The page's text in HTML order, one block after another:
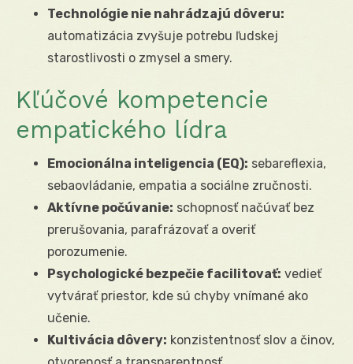
Technológie nie nahrádzajú dôveru:
automatizácia zvyšuje potrebu ľudskej
starostlivosti o zmysel a smery.
Kľúčové kompetencie
empatického lídra
Emocionálna inteligencia (EQ): sebareflexia,
sebaovládanie, empatia a sociálne zručnosti.
Aktívne počúvanie: schopnosť načúvať bez
prerušovania, parafrázovať a overiť
porozumenie.
Psychologické bezpečie facilitovať: vedieť
vytvárať priestor, kde sú chyby vnímané ako
učenie.
Kultivácia dôvery: konzistentnosť slov a činov,